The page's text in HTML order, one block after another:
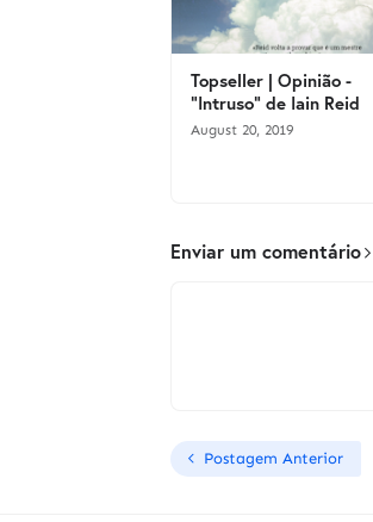
Topseller | Opinião -
"Intruso" de Iain Reid
August 20, 2019
Enviar um comentário
Postagem Anterior